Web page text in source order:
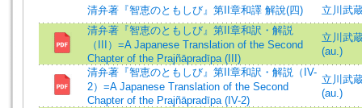
清弁著『智恵のともしび』第II章和譯 解說(四)
立川武
清弁著『智恵のともしび』第II章和訳・解説
（III）=A Japanese Translation of the Second
Chapter of the Prajñāpradīpa (III)
立川武
(au.)
清弁著『智恵のともしび』第II章和訳・解説（IV-
2）=A Japanese Translation of the Second
Chapter of the Prajñāpradīpa (IV-2)
立川武
(au.)